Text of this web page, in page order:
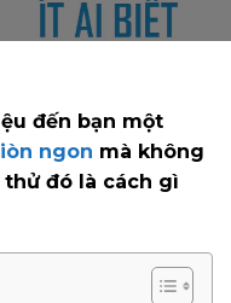
đến bạn một
ngon mà không
đó là cách gì